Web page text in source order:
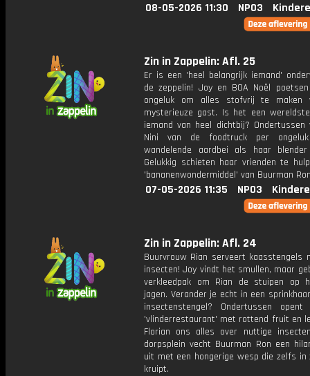
08-05-2026 11:30 NPO3
Zin in Zappelin: Afl. 25
Er is een 'heel belangrijk iemand'
de zeppelin! Joy en BOA Noël
ongeluk om alles stofvrij te maken
mysterieuze gast. Is het een
iemand van heel dichtbij? Ondertussen
Nini van de foodtruck per
wandelende aardbei als haar
Gelukkig schieten haar vrienden te
'bananenwondermiddel' van Buurman
07-05-2026 11:35 NPO3
Zin in Zappelin: Afl. 24
Buurvrouw Rian serveert kaasstengels
insecten! Joy vindt het smullen, maar
verkleedpak om Rian de stuipen op
jagen. Verander je echt in een
insectenstengel? Ondertussen
'vlinderrestaurant' met rottend fruit en
Florian ons alles over nuttige
dorpsplein vecht Buurman Ron een
uit met een hongerige wesp die zelfs in
kruipt.